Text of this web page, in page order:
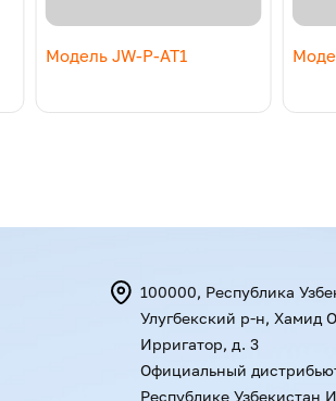
Модель JW-P-AT1
100000, Республика
Улугбекский р-н, Хамид
Ирригатор, д. 3
Официальный
Республике Узбекистан